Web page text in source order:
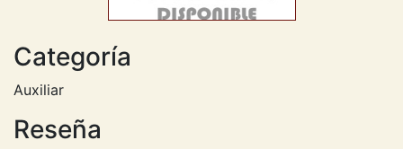
Categoría
Auxiliar
Reseña